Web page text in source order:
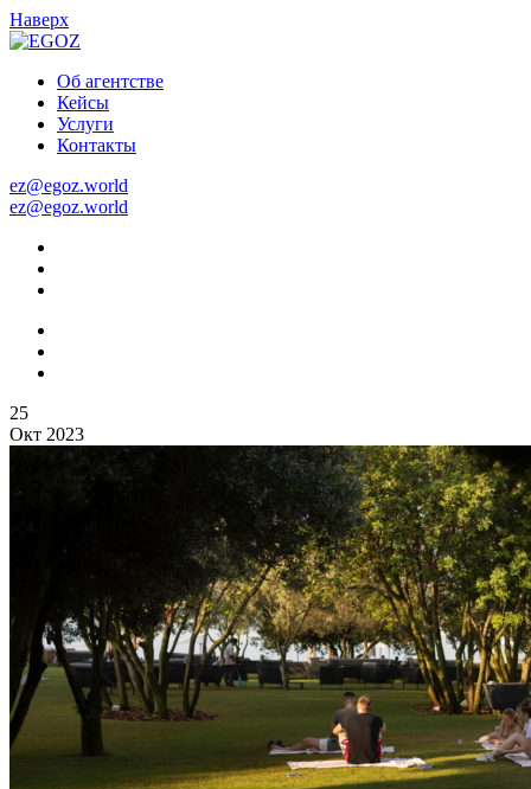
Наверх
Об агентстве
Кейсы
Услуги
Контакты
ez@egoz.world
ez@egoz.world
25
Окт 2023